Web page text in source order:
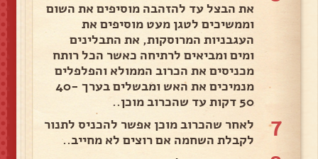
את הבצל עד להזהבה מוסיפים את השום
וממשיכים לטגן מעט מוסיפים את
העגבניות המרוסקות, את התבלינים
ומים ומביאים לרתיחה כאשר הכל רותח
מכניסים את הכרוב הממולא והפלפלים
מנמיכים את האש ומבשלים בערך 40-
50 דקות עד שהכרוב מוכן..
7
לאחר שהכרוב מוכן אפשר להכניס לתנור
לקבלת השחמה אם רוצים לא מחייב..